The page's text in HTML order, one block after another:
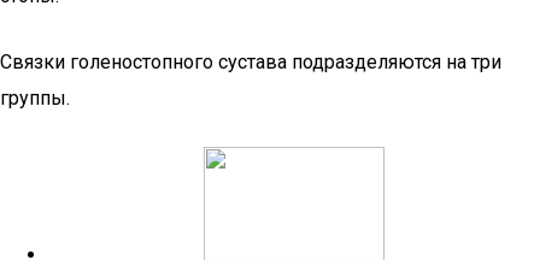
Связки голеностопного сустава подразделяются на три
группы.